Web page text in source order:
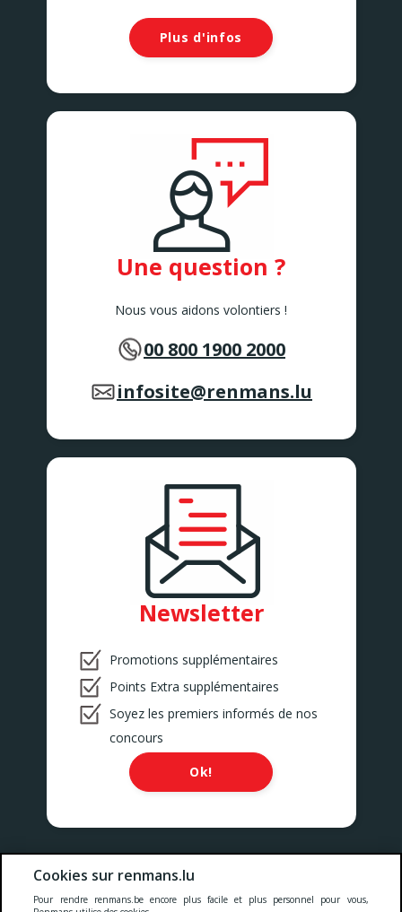
Plus d'infos
Une question ?
Nous vous aidons volontiers !
00 800 1900 2000
infosite@renmans.lu
Newsletter
Promotions supplémentaires
Points Extra supplémentaires
Soyez les premiers informés de nos
concours
Ok!
Nos prix comprennent toutes les taxes, la TVA, les droits et les
Cookies sur renmans.lu
Pour rendre renmans.be encore plus facile et plus personnel pour vous,